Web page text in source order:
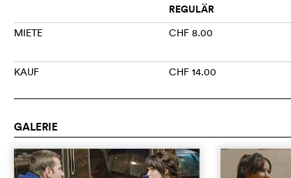
REGULÄR
MIETE CHF 8.00
KAUF CHF 14.00
GALERIE